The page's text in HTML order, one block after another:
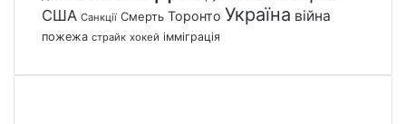
США Санкції Смерть Торонто Україна війна
пожежа страйк хокей імміграція